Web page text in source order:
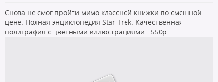
Снова не смог пройти мимо классной книжки по смешной
цене. Полная энциклопедия Star Trek. Качественная
полиграфия с цветными иллюстрациями - 550р.